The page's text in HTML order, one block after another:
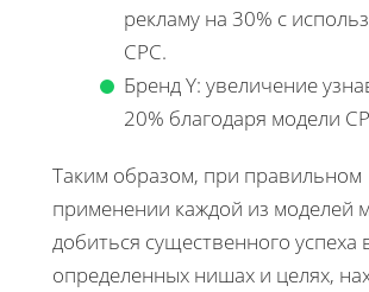
рекламу на 30% с
CPC.
Бренд Y: увеличение
20% благодаря модели
Таким образом, при правильном
применении каждой из моделей
добиться существенного успеха
определенных нишах и целях,